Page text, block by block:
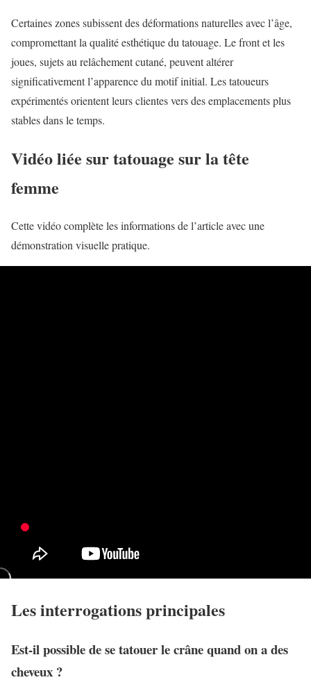
Certaines zones subissent des déformations naturelles avec l’âge,
compromettant la qualité esthétique du tatouage. Le front et les
joues, sujets au relâchement cutané, peuvent altérer
significativement l’apparence du motif initial. Les tatoueurs
expérimentés orientent leurs clientes vers des emplacements plus
stables dans le temps.
Vidéo liée sur tatouage sur la tête
femme
Cette vidéo complète les informations de l’article avec une
démonstration visuelle pratique.
Les interrogations principales
Est-il possible de se tatouer le crâne quand on a des
cheveux ?